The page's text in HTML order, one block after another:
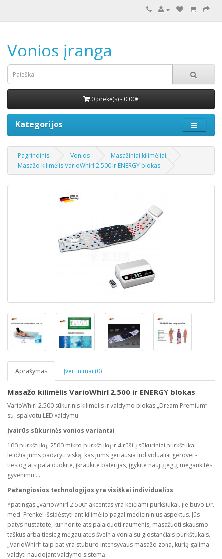
Vonios įranga
0 prekė(s) - 0.00€
Kategorijos
Pagrindinis Vonios
Masažiniai kilimėliai
Masažo kilimėlis VarioWhirl 2.500 ir ENERGY blokas
Aprašymas Įvertinimai (0)
Masažo kilimėlis VarioWhirl 2.500 ir ENERGY blokas
VarioWhirl 2.500 sūkurinis kilimėlis ir valdymo blokas „Dream Premium“
su spalvotu LED valdymu
Įvairūs sūkurinės vonios variantai
100 purkštukų, 2500 mikro purkštukų ir 4 rūšių sūkuriniai purkštukai
leidžia jums padaryti viską, kas jums geriausia individualiai gerovei -
tiesiog atsipalaiduokite, įkraukite baterijas, įgykite naujų jėgų, mėgaukitės
gyvenimu ...
Pažangiosios technologijos yra visiškai individualios
Ypatingas „VarioWhirl 2.500“ akcentas yra keičiami purkštukai. Jie buvo Dr.
med. Frenkel išsidėstyti ant kilimėlio pagal medicininius aspektus. Jūs
patys nustatote, kur norite atsipalaiduoti raumenis, masažuoti skausmo
taškus arba tiesiog mėgaujatės švelnia vonia su glostančiais purkštukais.
„VarioWhirl“ taip pat yra stuburo intensyvaus masažo zona, kurią galima
valdyti naudojant valdymo sistemą.